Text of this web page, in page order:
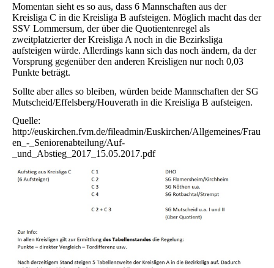
Momentan sieht es so aus, dass 6 Mannschaften aus der
Kreisliga C in die Kreisliga B aufsteigen. Möglich macht das der
SSV Lommersum, der über die Quotientenregel als
zweitplatzierter der Kreisliga A noch in die Bezirksliga
aufsteigen würde. Allerdings kann sich das noch ändern, da der
Vorsprung gegenüber den anderen Kreisligen nur noch 0,03
Punkte beträgt.
Sollte aber alles so bleiben, würden beide Mannschaften der SG
Mutscheid/Effelsberg/Houverath in die Kreisliga B aufsteigen.
Quelle:
http://euskirchen.fvm.de/fileadmin/Euskirchen/Allgemeines/Frau
en_-_Seniorenabteilung/Auf-
_und_Abstieg_2017_15.05.2017.pdf